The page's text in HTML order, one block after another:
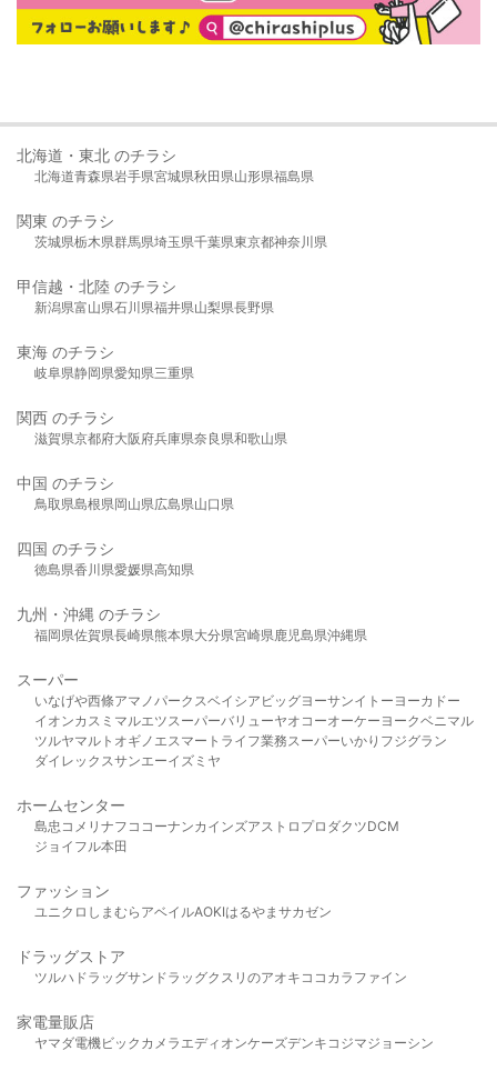
北海道・東北 のチラシ
北海道青森県岩手県宮城県秋田県山形県福島県
関東 のチラシ
茨城県栃木県群馬県埼玉県千葉県東京都神奈川県
甲信越・北陸 のチラシ
新潟県富山県石川県福井県山梨県長野県
東海 のチラシ
岐阜県静岡県愛知県三重県
関西 のチラシ
滋賀県京都府大阪府兵庫県奈良県和歌山県
中国 のチラシ
鳥取県島根県岡山県広島県山口県
四国 のチラシ
徳島県香川県愛媛県高知県
九州・沖縄 のチラシ
福岡県佐賀県長崎県熊本県大分県宮崎県鹿児島県沖縄県
スーパー
いなげや西條アマノパークスベイシア ビッグヨーサンイトーヨーカドー
イオンカスミ マルエツスーパーバリューヤオコーオーケー ヨークベニマル
ツルヤマルト オギノ エスマート ライフ業務スーパーいかり フジグラン
ダイレックスサンエーイズミヤ
ホームセンター
島忠 コメリ ナフコ コーナンカインズアストロプロダクツDCM
ジョイフル本田
ファッション
ユニクロ しまむら アベイルAOKIはるやま サカゼン
ドラッグストア
ツルハドラッグサンドラッグクスリのアオキ ココカラファイン
家電量販店
ヤマダ電機ビックカメラ エディオンケーズデンキ コジマジョーシン